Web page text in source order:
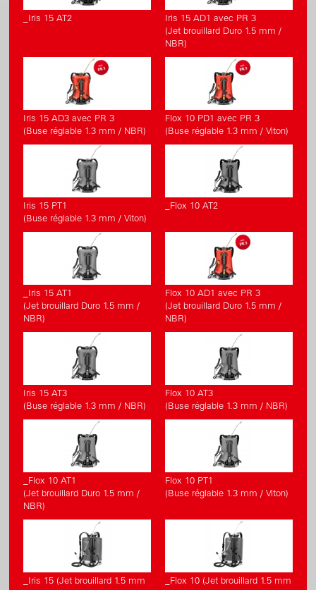
_Iris 15 AT2
Iris 15 AD1 avec PR 3
(Jet brouillard Duro 1.5 mm /
NBR)
Iris 15 AD3 avec PR 3
(Buse réglable 1.3 mm / NBR)
Flox 10 PD1 avec PR 3
(Buse réglable 1.3 mm / Viton)
Iris 15 PT1
(Buse réglable 1.3 mm / Viton)
_Flox 10 AT2
_Iris 15 AT1
(Jet brouillard Duro 1.5 mm /
NBR)
Flox 10 AD1 avec PR 3
(Jet brouillard Duro 1.5 mm /
NBR)
Iris 15 AT3
(Buse réglable 1.3 mm / NBR)
Flox 10 AT3
(Buse réglable 1.3 mm / NBR)
_Flox 10 AT1
(Jet brouillard Duro 1.5 mm /
NBR)
Flox 10 PT1
(Buse réglable 1.3 mm / Viton)
_Iris 15 (Jet brouillard 1.5 mm
_Flox 10 (Jet brouillard 1.5 mm